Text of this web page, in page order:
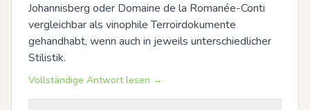
Johannisberg oder Domaine de la Romanée-Conti
vergleichbar als vinophile Terroirdokumente
gehandhabt, wenn auch in jeweils unterschiedlicher
Stilistik.
Vollständige Antwort lesen →